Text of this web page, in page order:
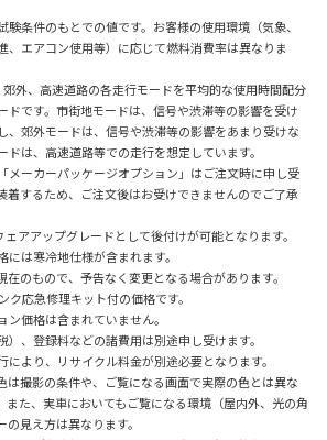
条件のもとでの値です。お客様の使用環境（気象、
、エアコン使用等）に応じて燃料消費率は異なりま
外、高速道路の各走行モードを平均的な使用時間配分
ドです。市街地モードは、信号や渋滞等の影響を受け
、郊外モードは、信号や渋滞等の影響をあまり受けな
は、高速道路等での走行を想定しています。
ーカーパッケージオプション」はご注文時に申し受
着するため、ご注文後はお受けできませんのでご了承
アアップグレードとして後付けが可能となります。
は寒冷地仕様が含まれます。
のもので、予告なく変更となる場合があります。
応急修理キット付の価格です。
価格は含まれていません。
、登録料などの諸費用は別途申し受けます。
より、リサイクル料金が別途必要となります。
撮影の条件や、ご覧になる画面で実際の色とは異な
また、実車においてもご覧になる環境（屋内外、光の角
見え方は異なります。